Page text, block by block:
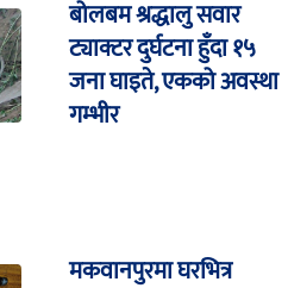
बोलबम श्रद्धालु सवार
ट्याक्टर दुर्घटना हुँदा १५
जना घाइते, एकको अवस्था
गम्भीर
मकवानपुरमा घरभित्र